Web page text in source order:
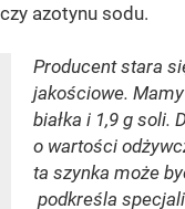
czy azotynu sodu.
Producent stara
jakościowe.
białka i 1,9 g soli.
o wartości
ta szynka może
podkreśla